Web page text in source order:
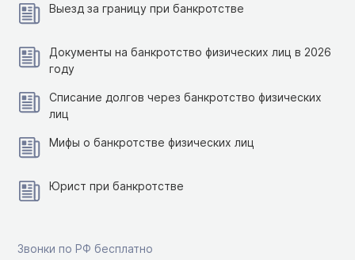
Выезд за границу при банкротстве
Документы на банкротство физических лиц в 2026
году
Списание долгов через банкротство физических
лиц
Мифы о банкротстве физических лиц
Юрист при банкротстве
Звонки по РФ бесплатно